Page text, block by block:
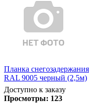
Планка
RAL 9005 черный (2,5м)
Доступно к заказу
Просмотры: 123